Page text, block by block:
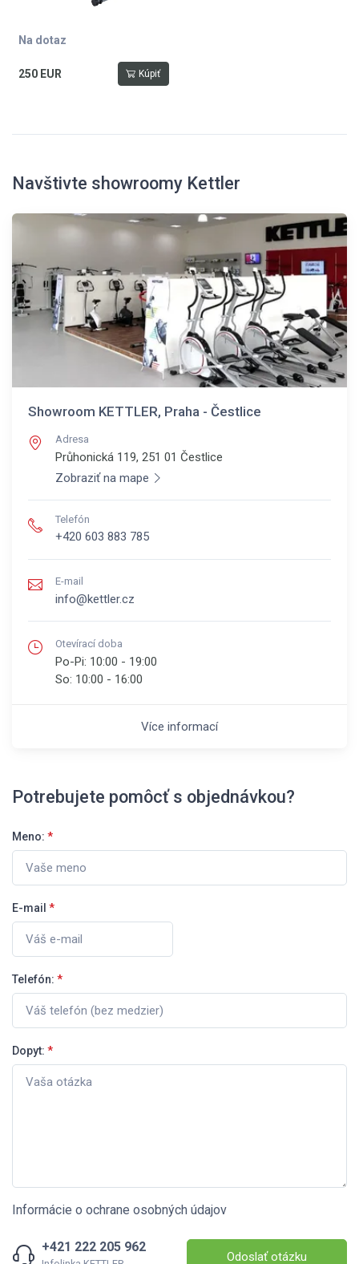
Na dotaz
250 EUR Kúpiť
Navštivte showroomy Kettler
Showroom KETTLER, Praha - Čestlice
Adresa
Průhonická 119, 251 01 Čestlice
Zobraziť na mape
Telefón
+420 603 883 785
E-mail
info@kettler.cz
Otevírací doba
Po-Pi: 10:00 - 19:00
So: 10:00 - 16:00
Více informací
Potrebujete pomôcť s objednávkou?
Meno: *
E-mail *
Telefón: *
Dopyt: *
Informácie o ochrane osobných údajov
+421 222 205 962
Odoslať otázku